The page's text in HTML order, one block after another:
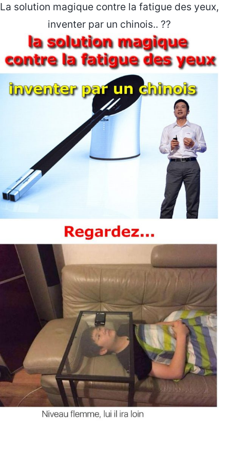
La solution magique contre la fatigue des yeux,
inventer par un chinois.. ??